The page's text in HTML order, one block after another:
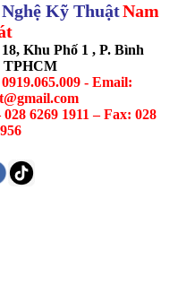
Kỹ ThuậtNam
Khu Phố 1 , P. Bình
TPHCM
- Email:
6269 1911 – Fax: 028